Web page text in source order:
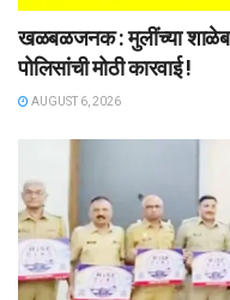
खळबळजनक : मुलींच्या
पोलिसांची मोठी कारवाई !
AUGUST 6, 2026